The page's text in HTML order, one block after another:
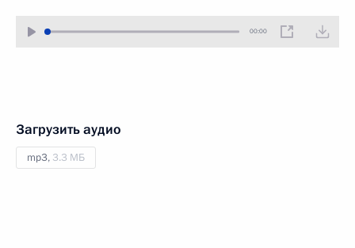
00:00
Загрузить аудио
mp3, 3.3 МБ